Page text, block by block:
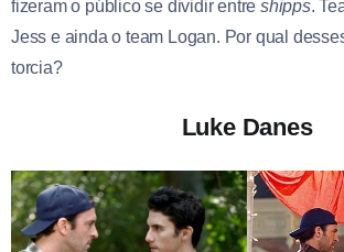
fizeram o público se dividir entreshipps.
Jess e ainda o team Logan. Por qual
torcia?
Luke Danes